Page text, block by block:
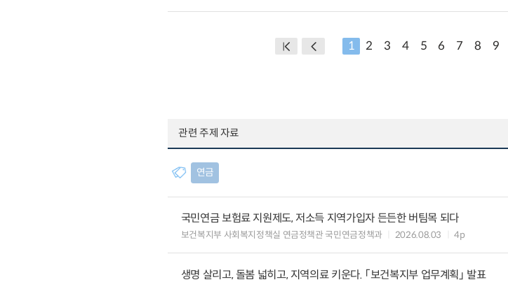
1 2 3 4 5 6 7 8 9
관련 주제 자료
연금
국민연금 보험료 지원제도, 저소득 지역가입자 든든한 버팀목 되다
보건복지부 사회복지정책실 연금정책관 국민연금정책과 2026.08.03 4p
생명 살리고, 돌봄 넓히고, 지역의료 키운다. 「보건복지부 업무계획」 발표